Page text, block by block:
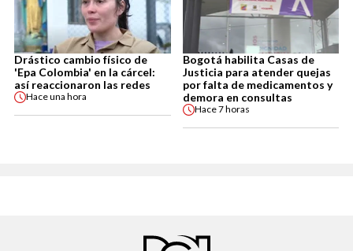
Drástico cambio físico de
'Epa Colombia' en la cárcel:
así reaccionaron las redes
Haceuna hora
Bogotá habilita Casas de
Justicia para atender quejas
por falta de medicamentos y
demora en consultas
Hace7 horas